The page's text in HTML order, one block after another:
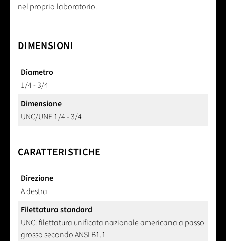
nel proprio laboratorio.
DIMENSIONI
Diametro
1/4 - 3/4
Dimensione
UNC/UNF 1/4 - 3/4
CARATTERISTICHE
Direzione
A destra
Filettatura standard
UNC: filettatura unificata nazionale americana a passo
grosso secondo ANSI B1.1